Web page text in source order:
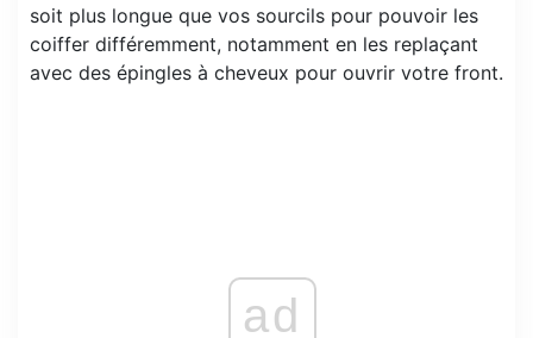
soit plus longue que vos sourcils pour pouvoir les
coiffer différemment, notamment en les replaçant
avec des épingles à cheveux pour ouvrir votre front.
ad